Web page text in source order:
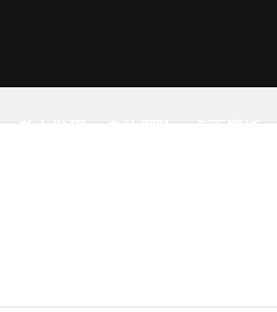
考古发现 户外探险 桌面壁纸